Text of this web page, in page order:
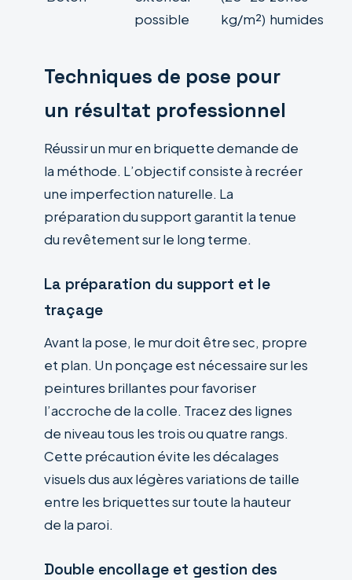
possible
kg/m²) humides
Techniques de pose pour
un résultat professionnel
Réussir un mur en briquette demande de
la méthode. L’objectif consiste à recréer
une imperfection naturelle. La
préparation du support garantit la tenue
du revêtement sur le long terme.
La préparation du support et le
traçage
Avant la pose, le mur doit être sec, propre
et plan. Un ponçage est nécessaire sur les
peintures brillantes pour favoriser
l’accroche de la colle. Tracez des lignes
de niveau tous les trois ou quatre rangs.
Cette précaution évite les décalages
visuels dus aux légères variations de taille
entre les briquettes sur toute la hauteur
de la paroi.
Double encollage et gestion des